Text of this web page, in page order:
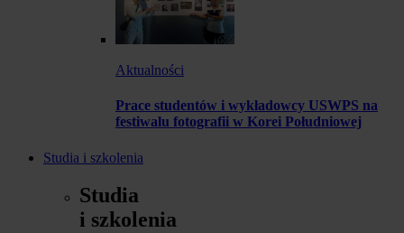
Aktualności
Prace studentów i wykładowcy USWPS na
festiwalu fotografii w Korei Południowej
Studia i szkolenia
Studia
i szkolenia